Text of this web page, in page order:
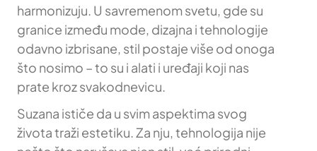
harmonizuju. U savremenom svetu, gde su
granice između mode, dizajna i tehnologije
odavno izbrisane, stil postaje više od onoga
što nosimo – to su i alati i uređaji koji nas
prate kroz svakodnevicu.
Suzana ističe da u svim aspektima svog
života traži estetiku. Za nju, tehnologija nije